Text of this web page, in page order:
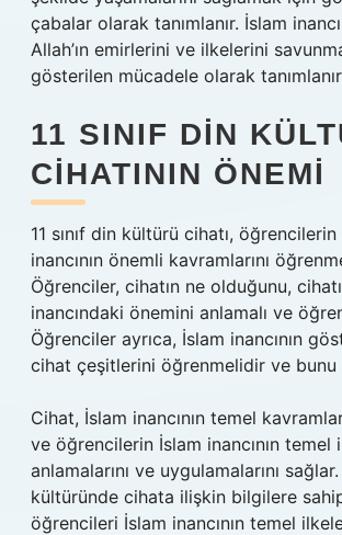
çabalar olarak tanımlanır. İslam
Allah’ın emirlerini ve ilkelerini
gösterilen mücadele olarak
11 SINIF DIN
CIHATININ ÖNEMI
11 sınıf din kültürü cihatı, öğrencilerin
inancının önemli kavramlarını
Öğrenciler, cihatın ne olduğunu,
inancındaki önemini anlamalı ve
Öğrenciler ayrıca, İslam inancının
cihat çeşitlerini öğrenmelidir ve bunu
Cihat, İslam inancının temel
ve öğrencilerin İslam inancının temel
anlamalarını ve uygulamalarını sağlar.
kültüründe cihata ilişkin bilgilere
öğrencileri İslam inancının temel